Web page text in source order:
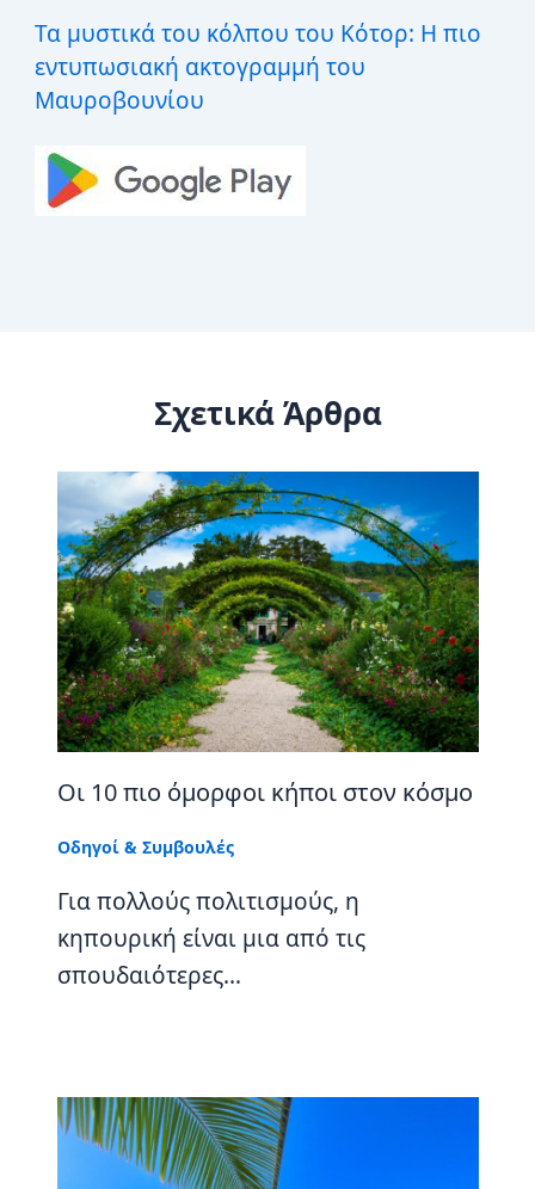
Τα μυστικά του κόλπου του Κότορ: Η πιο
εντυπωσιακή ακτογραμμή του
Μαυροβουνίου
Σχετικά Άρθρα
Οι 10 πιο όμορφοι κήποι στον κόσμο
Οδηγοί & Συμβουλές
Για πολλούς πολιτισμούς, η
κηπουρική είναι μια από τις
σπουδαιότερες…